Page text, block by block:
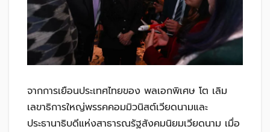
จากการเยือนประเทศไทยของ พลเอกพิเศษ โต เลิม
เลขาธิการใหญ่พรรคคอมมิวนิสต์เวียดนามและ
ประธานาธิบดีแห่งสาธารณรัฐสังคมนิยมเวียดนาม เมื่อ